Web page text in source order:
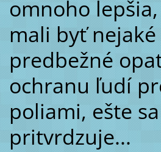
omnoho
mali byť nejaké
predbežné
ochranu ľudí
poliami, ešte sa
pritvrdzuje...